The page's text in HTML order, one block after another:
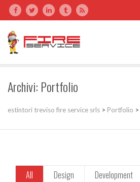
Archivi: Portfolio
estintori treviso fire service srls > Portfolio >
All Design Development